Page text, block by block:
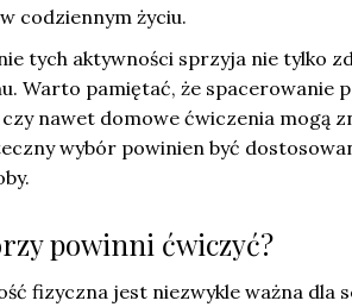
codziennym życiu.
tych aktywności sprzyja nie tylko
Warto pamiętać, że spacerowanie
nawet domowe ćwiczenia mogą
wybór powinien być
powinni ćwiczyć?
fizyczna jest niezwykle ważna dla